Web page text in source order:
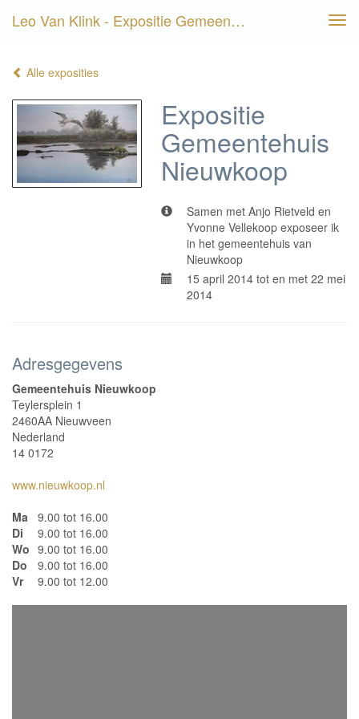
Leo Van Klink - Expositie Gemeentehuis Nieuwkoop
Alle exposities
Expositie
Gemeentehuis
Nieuwkoop
Samen met Anjo Rietveld en
Yvonne Vellekoop exposeer ik
in het gemeentehuis van
Nieuwkoop
15 april 2014 tot en met 22 mei
2014
Adresgegevens
Gemeentehuis Nieuwkoop
Teylersplein 1
2460AA Nieuwveen
Nederland
14 0172
www.nieuwkoop.nl
Ma 9.00 tot 16.00
Di
9.00 tot 16.00
Wo 9.00 tot 16.00
Do
9.00 tot 16.00
Vr
9.00 tot 12.00